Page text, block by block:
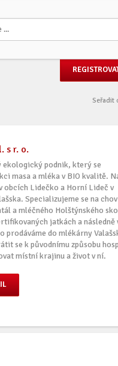
Seřadit
s r. o.
ekologický podnik, který se
masa a mléka v BIO kvalitě.
obcích Lidečko a Horní Lideč v
Specializujeme se na
a mléčného Holštýnského
jatkách a následně
prodáváme do mlékárny
se k původnímu způsobu
místní krajinu a život v ní.